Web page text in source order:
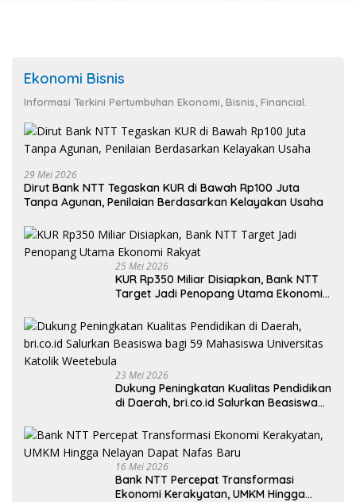
Ekonomi Bisnis
Informasi Terkini Pertumbuhan Ekonomi, Bisnis, Financial.
29 Mei 2026
Dirut Bank NTT Tegaskan KUR di Bawah Rp100 Juta
Tanpa Agunan, Penilaian Berdasarkan Kelayakan Usaha
25 Mei 2026
KUR Rp350 Miliar Disiapkan, Bank NTT
Target Jadi Penopang Utama Ekonomi
23 Mei 2026
Dukung Peningkatan Kualitas Pendidikan
di Daerah, bri.co.id Salurkan Beasiswa
Weetebula
16 Mei 2026
Bank NTT Percepat Transformasi
Ekonomi Kerakyatan, UMKM Hingga